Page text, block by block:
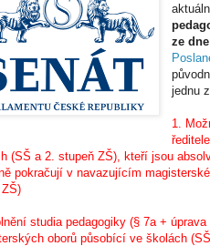
ze
jednu
1.
(SŠ a 2. stupeň ZŠ), kteří jsou
pokračují v navazujícím
studia pedagogiky (§ 7a +
oborů působící ve školách